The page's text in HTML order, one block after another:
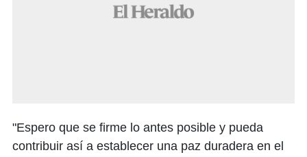
"Espero que se firme lo antes posible y pueda
contribuir así a establecer una paz duradera en el